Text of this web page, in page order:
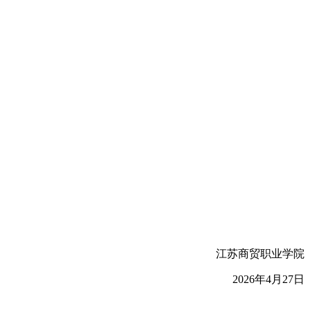
江苏商贸职业学院
2026年4月27日